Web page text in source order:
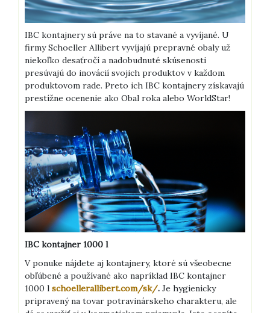
IBC kontajnery sú práve na to stavané a vyvíjané. U
firmy Schoeller Allibert vyvíjajú prepravné obaly už
niekoľko desaťročí a nadobudnuté skúsenosti
presúvajú do inovácií svojich produktov v každom
produktovom rade. Preto ich IBC kontajnery získavajú
prestížne ocenenie ako Obal roka alebo WorldStar!
IBC kontajner 1000 l
V ponuke nájdete aj kontajnery, ktoré sú všeobecne
obľúbené a používané ako napríklad IBC kontajner
1000 l schoellerallibert.com/sk/. Je hygienicky
pripravený na tovar potravinárskeho charakteru, ale